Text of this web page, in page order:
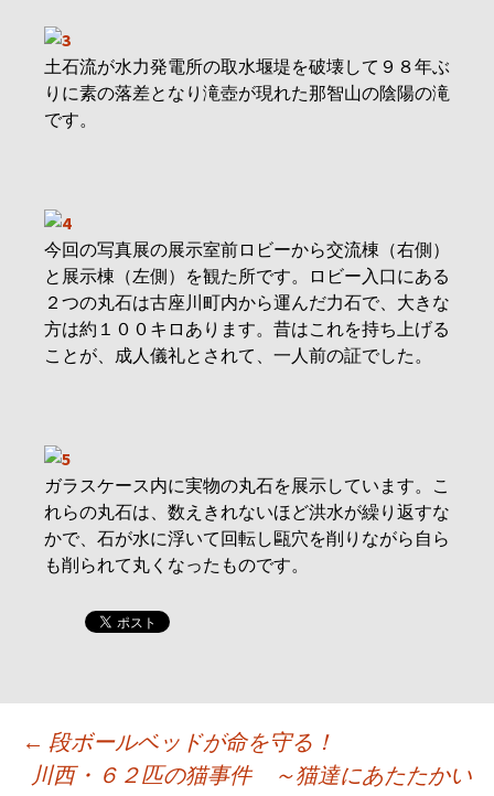
土石流が水力発電所の取水堰堤を破壊して９８年ぶ
りに素の落差となり滝壺が現れた那智山の陰陽の滝
です。
今回の写真展の展示室前ロビーから交流棟（右側）
と展示棟（左側）を観た所です。ロビー入口にある
２つの丸石は古座川町内から運んだ力石で、大きな
方は約１００キロあります。昔はこれを持ち上げる
ことが、成人儀礼とされて、一人前の証でした。
ガラスケース内に実物の丸石を展示しています。こ
れらの丸石は、数えきれないほど洪水が繰り返すな
かで、石が水に浮いて回転し甌穴を削りながら自ら
も削られて丸くなったものです。
投
← 段ボールベッドが命を守る！
川西・６２匹の猫事件 ～猫達にあたたかい